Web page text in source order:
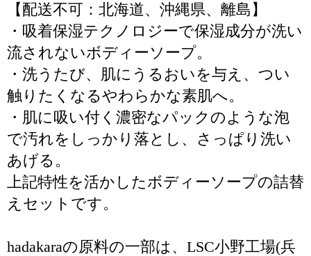
【配送不可：北海道、沖縄県、離島】
・吸着保湿テクノロジーで保湿成分が洗い
流されないボディーソープ。
・洗うたび、肌にうるおいを与え、つい
触りたくなるやわらかな素肌へ。
・肌に吸い付く濃密なパックのような泡
で汚れをしっかり落とし、さっぱり洗い
あげる。
上記特性を活かしたボディーソープの詰替
えセットです。
hadakaraの原料の一部は、LSC小野工場(兵